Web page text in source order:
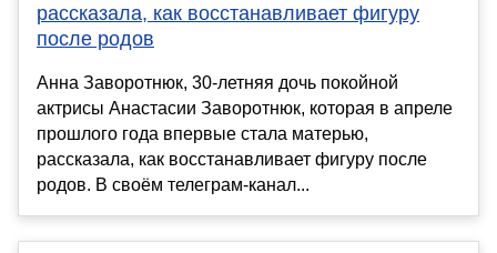
рассказала, как восстанавливает фигуру
после родов
Анна Заворотнюк, 30-летняя дочь покойной
актрисы Анастасии Заворотнюк, которая в апреле
прошлого года впервые стала матерью,
рассказала, как восстанавливает фигуру после
родов. В своём телеграм-канал...